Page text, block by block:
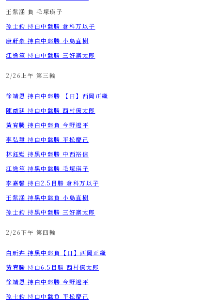
王紫涵 負 毛塚瑛子
​​​​​​​孫士鈞 持白中盤勝 倉科万以子
​​​​​​​康軒豪 持白中盤勝 小島直樹
​​​​​​​江逸笙 持白中盤勝 三好凛太郎
2/26上午 第三輪
​​​​​​​徐靖恩 持白中盤勝 【日】西岡正織
​​​​​​​陳威廷 持白中盤勝 西村僚太郎
​​​​​​​黃宥騰 持白中盤負 今野遼平
​​​​​​​李弘璽 持白中盤勝 平松慶己
​​​​​​​林鈺娗 持黑中盤勝 中西裕信
​​​​​​​江逸笙 持黑中盤勝 毛塚瑛子
​​​​​​​李嘉馨 持白2.5目勝 倉科万以子
​​​​​​​王紫涵 持黑中盤負 小島直樹
​​​​​​​孫士鈞 持黑中盤勝 三好凛太郎
2/26下午 第四輪
​​​​​​​白昕卉 持黑中盤負【日】西岡正織
​​​​​​​黃宥騰 持白6.5目勝 西村僚太郎
​​​​​​​徐靖恩 持白中盤勝 今野遼平
​​​​​​​孫士鈞 持白中盤負 平松慶己